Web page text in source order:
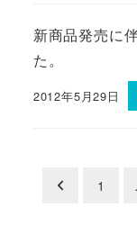
新商品発売に
た。
2012年5月29日
1